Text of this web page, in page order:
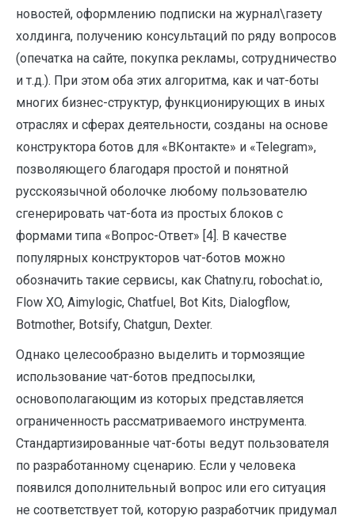
новостей, оформлению подписки на журнал\газету
холдинга, получению консультаций по ряду вопросов
(опечатка на сайте, покупка рекламы, сотрудничество
и т.д.). При этом оба этих алгоритма, как и чат-боты
многих бизнес-структур, функционирующих в иных
отраслях и сферах деятельности, созданы на основе
конструктора ботов для «ВКонтакте» и «Telegram»,
позволяющего благодаря простой и понятной
русскоязычной оболочке любому пользователю
сгенерировать чат-бота из простых блоков с
формами типа «Вопрос-Ответ» [4]. В качестве
популярных конструкторов чат-ботов можно
обозначить такие сервисы, как Chatny.ru, robochat.io,
Flow XO, Aimylogic, Chatfuel, Bot Kits, Dialogflow,
Botmother, Botsify, Chatgun, Dexter.
Однако целесообразно выделить и тормозящие
использование чат-ботов предпосылки,
основополагающим из которых представляется
ограниченность рассматриваемого инструмента.
Стандартизированные чат-боты ведут пользователя
по разработанному сценарию. Если у человека
появился дополнительный вопрос или его ситуация
не соответствует той, которую разработчик придумал